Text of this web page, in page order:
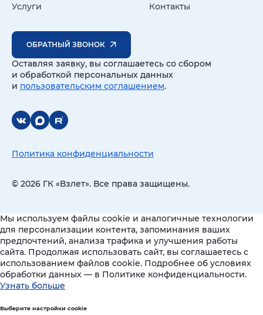
Услуги Контакты
ОБРАТНЫЙ ЗВОНОК
Оставляя заявку, вы соглашаетесь со сбором
и обработкой персональных данных
и пользовательским соглашением.
© 2026 ГК «Взлет». Все права защищены.
Политика конфиденциальности
Мы используем файлы cookie и аналогичные технологии
для персонализации контента, запоминания ваших
предпочтений, анализа трафика и улучшения работы
сайта. Продолжая использовать сайт, вы соглашаетесь с
использованием файлов cookie. Подробнее об условиях
обработки данных — в Политике конфиденциальности.
Узнать больше
Выберите настройки cookie